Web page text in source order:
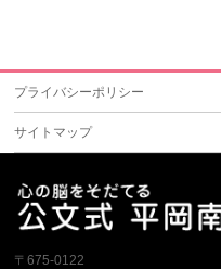
プライバシーポリシー
サイトマップ
〒675-0122